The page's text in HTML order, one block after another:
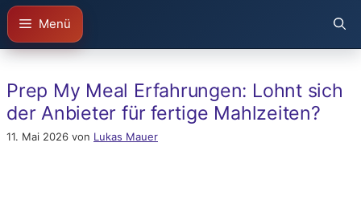
Zum
Inhalt
springen
Menü
Prep My Meal Erfahrungen: Lohnt sich
der Anbieter für fertige Mahlzeiten?
11. Mai 2026 von Lukas Mauer